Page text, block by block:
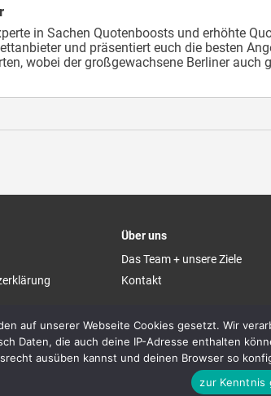
in Sachen Quotenboosts und erhöhte
und präsentiert euch die besten
wobei der großgewachsene Berliner
Über uns
Das Team + unsere Ziele
Kontakt
süchtig machen. Hilfe unter gamblingtherapy.org. Spiele
entsehen, die jedoch keinen Einfluss auf das Rating oder den Inhalt
auf unserer Webseite Cookies gesetzt. Wir
Daten, die auch deine IP-Adresse enthalten
ausüben kannst und deinen Browser so
zur Kenntnis